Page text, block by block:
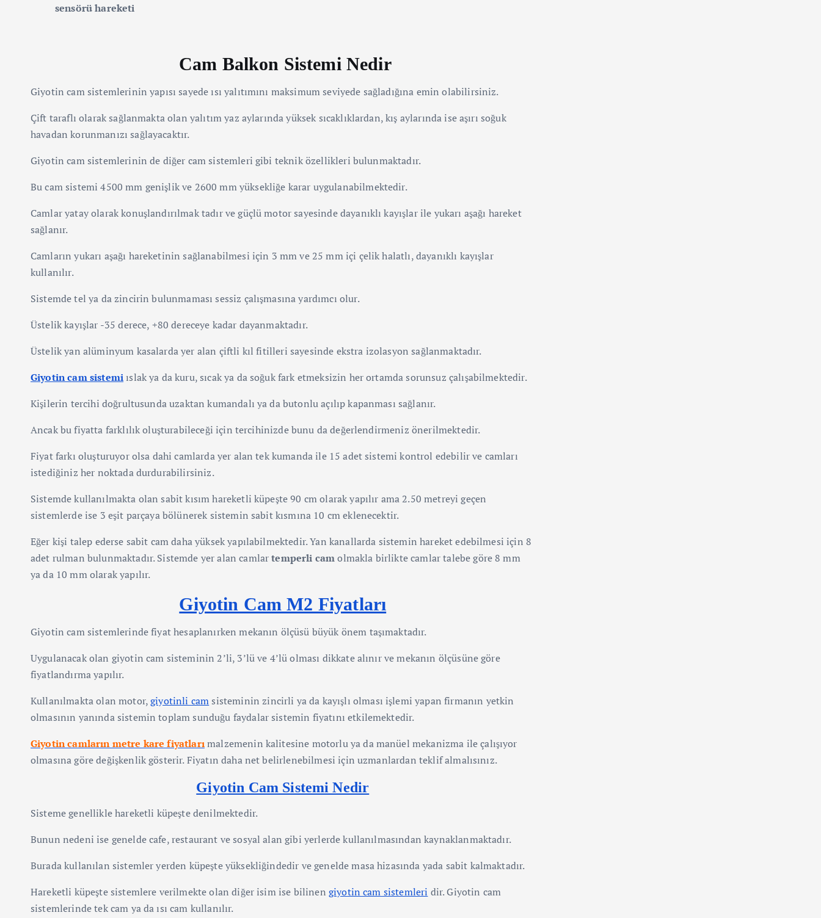
sensörü hareketi
Cam Balkon Sistemi Nedir
Giyotin cam sistemlerinin yapısı sayede ısı yalıtımını maksimum seviyede sağladığına emin olabilirsiniz.
Çift taraflı olarak sağlanmakta olan yalıtım yaz aylarında yüksek sıcaklıklardan, kış aylarında ise aşırı soğuk
havadan korunmanızı sağlayacaktır.
Giyotin cam sistemlerinin de diğer cam sistemleri gibi teknik özellikleri bulunmaktadır.
Bu cam sistemi 4500 mm genişlik ve 2600 mm yüksekliğe karar uygulanabilmektedir.
Camlar yatay olarak konuşlandırılmak tadır ve güçlü motor sayesinde dayanıklı kayışlar ile yukarı aşağı hareket
sağlanır.
Camların yukarı aşağı hareketinin sağlanabilmesi için 3 mm ve 25 mm içi çelik halatlı, dayanıklı kayışlar
kullanılır.
Sistemde tel ya da zincirin bulunmaması sessiz çalışmasına yardımcı olur.
Üstelik kayışlar -35 derece, +80 dereceye kadar dayanmaktadır.
Üstelik yan alüminyum kasalarda yer alan çiftli kıl fitilleri sayesinde ekstra izolasyon sağlanmaktadır.
Giyotin cam sistemiıslak ya da kuru, sıcak ya da soğuk fark etmeksizin her ortamda sorunsuz çalışabilmektedir.
Kişilerin tercihi doğrultusunda uzaktan kumandalı ya da butonlu açılıp kapanması sağlanır.
Ancak bu fiyatta farklılık oluşturabileceği için tercihinizde bunu da değerlendirmeniz önerilmektedir.
Fiyat farkı oluşturuyor olsa dahi camlarda yer alan tek kumanda ile 15 adet sistemi kontrol edebilir ve camları
istediğiniz her noktada durdurabilirsiniz.
Sistemde kullanılmakta olan sabit kısım hareketli küpeşte 90 cm olarak yapılır ama 2.50 metreyi geçen
sistemlerde ise 3 eşit parçaya bölünerek sistemin sabit kısmına 10 cm eklenecektir.
Eğer kişi talep ederse sabit cam daha yüksek yapılabilmektedir. Yan kanallarda sistemin hareket edebilmesi için 8
adet rulman bulunmaktadır. Sistemde yer alan camlartemperli camolmakla birlikte camlar talebe göre 8 mm
ya da 10 mm olarak yapılır.
Giyotin Cam M2 Fiyatları
Giyotin cam sistemlerinde fiyat hesaplanırken mekanın ölçüsü büyük önem taşımaktadır.
Uygulanacak olan giyotin cam sisteminin 2’li, 3’lü ve 4’lü olması dikkate alınır ve mekanın ölçüsüne göre
fiyatlandırma yapılır.
Kullanılmakta olan motor,giyotinli cam sisteminin zincirli ya da kayışlı olması işlemi yapan firmanın yetkin
olmasının yanında sistemin toplam sunduğu faydalar sistemin fiyatını etkilemektedir.
Giyotin camların metre kare fiyatlarımalzemenin kalitesine motorlu ya da manüel mekanizma ile çalışıyor
olmasına göre değişkenlik gösterir. Fiyatın daha net belirlenebilmesi için uzmanlardan teklif almalısınız.
Giyotin Cam Sistemi Nedir
Sisteme genellikle hareketli küpeşte denilmektedir.
Bunun nedeni ise genelde cafe, restaurant ve sosyal alan gibi yerlerde kullanılmasından kaynaklanmaktadır.
Burada kullanılan sistemler yerden küpeşte yüksekliğindedir ve genelde masa hizasında yada sabit kalmaktadır.
Hareketli küpeşte sistemlere verilmekte olan diğer isim ise bilinen giyotin cam sistemleri dir. Giyotin cam
sistemlerinde tek cam ya da ısı cam kullanılır.